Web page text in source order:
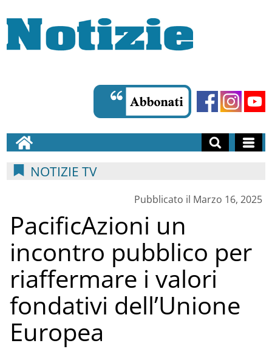
NOTIZIE TV
Pubblicato il Marzo 16, 2025
PacificAzioni un
incontro pubblico per
riaffermare i valori
fondativi dell’Unione
Europea